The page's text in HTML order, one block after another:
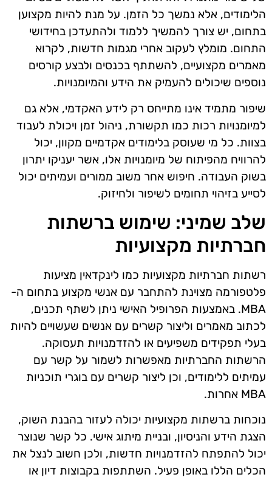
הלימודים, אלא נמשך כל הזמן. על מנת להיות מקצוען
בתחום, יש צורך להמשיך ללמוד ולהתעדכן בחידושי
התחום. מומלץ לעקוב אחרי מגמות חדשות, לקרוא
מאמרים מקצועיים, להשתתף בכנסים ולבצע קורסים
נוספים שיכולים להעמיק את הידע והמיומנויות.
שיפור מתמיד אינו מתייחס רק לידע האקדמי, אלא גם
למיומנויות רכות כמו תקשורת, ניהול זמן ויכולת לעבוד
בצוות. כל מי שעוסק בלימודים אקדמיים מקוון, יכול
להרוויח מהפיתוח של מיומנויות אלו, אשר יעניקו יתרון
בשוק העבודה. חיפוש אחר משוב ממורים ועמיתים יכול
לסייע בזיהוי תחומים לשיפור ולחיזוק.
שלב שמיני: שימוש ברשתות
חברתיות מקצועיות
רשתות חברתיות מקצועיות כמו לינקדאין מציעות
פלטפורמה מצוינת להתחבר עם אנשי מקצוע בתחום ה-
MBA. באמצעות הפרופיל האישי ניתן לשתף תכנים,
לכתוב מאמרים וליצור קשרים עם אנשים שעשויים להיות
בעלי תפקידים משפיעים או להזדמנויות תעסוקה.
הרשתות החברתיות מאפשרות לשמור על קשר עם
עמיתים ללימודים, וכן ליצור קשרים עם בוגרי תוכניות
MBA אחרות.
נוכחות ברשתות מקצועיות יכולה לעזור בהבנת השוק,
הצגת הידע והניסיון, ובניית מיתוג אישי. כל קשר שנוצר
יכול להתפתח להזדמנויות חדשות, ולכן חשוב לנצל את
הכלים הללו באופן פעיל. השתתפות בקבוצות דיון או